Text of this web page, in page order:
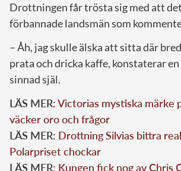
Drottningen får trösta sig med att
förbannade landsmän som
– Åh, jag skulle älska att sitta där
prata och dricka kaffe, konstaterar
sinnad själ.
LÄS MER:Victorias mystiska märke
väcker oro och frågor
LÄS MER: Drottning Silvias bittra
Polarpriset chockar
LÄS MER: Kungen fick nog av Chris